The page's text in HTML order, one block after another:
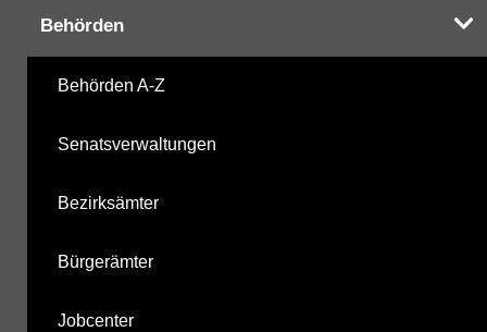
Behörden
Behörden A-Z
Senatsverwaltungen
Bezirksämter
Bürgerämter
Jobcenter